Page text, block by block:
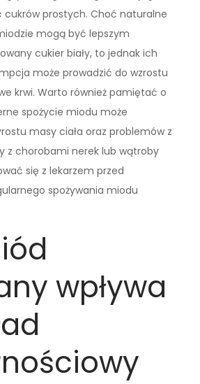
cukrów prostych. Choć naturalne
mogą być lepszym
cukier biały, to jednak ich
może prowadzić do wzrostu
krwi. Warto również pamiętać o
spożycie miodu może
masy ciała oraz problemów z
z chorobami nerek lub wątroby
się z lekarzem przed
spożywania miodu
wpływa